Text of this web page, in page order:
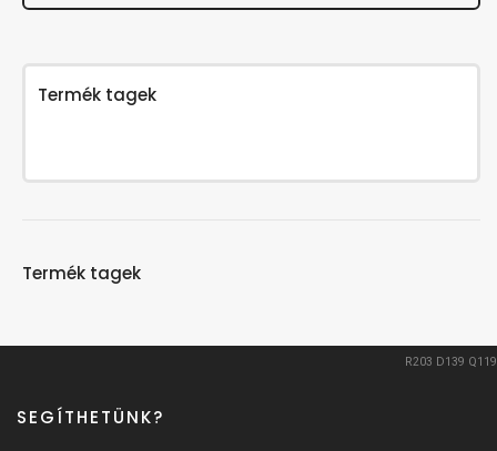
Termék tagek
Termék tagek
R203 D139 Q119
SEGÍTHETÜNK?